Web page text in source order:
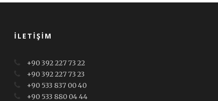
İLETIŞIM
+90 392 227 73 22
+90 392 227 73 23
+90 533 837 00 40
+90 533 880 04 44